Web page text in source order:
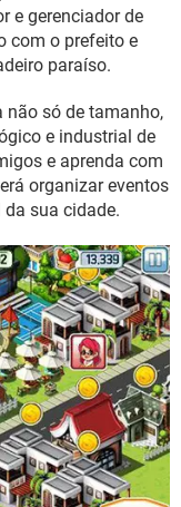
e gerenciador de
com o prefeito e
paraíso.
não só de tamanho,
e industrial de
e aprenda com
organizar eventos
sua cidade.